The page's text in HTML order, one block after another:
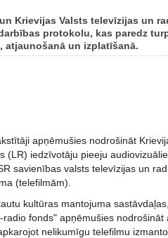
Krievijas Valsts televīzijas un
protokolu, kas paredz
atjaunošanā un izplatīšanā.
apņēmušies nodrošināt
(LR) iedzīvotāju pieeju
savienības valsts televīzijas un
(telefilmām).
kultūras mantojuma
radio fonds" apņēmušies nodrošināt
nelikumīgu telefilmu